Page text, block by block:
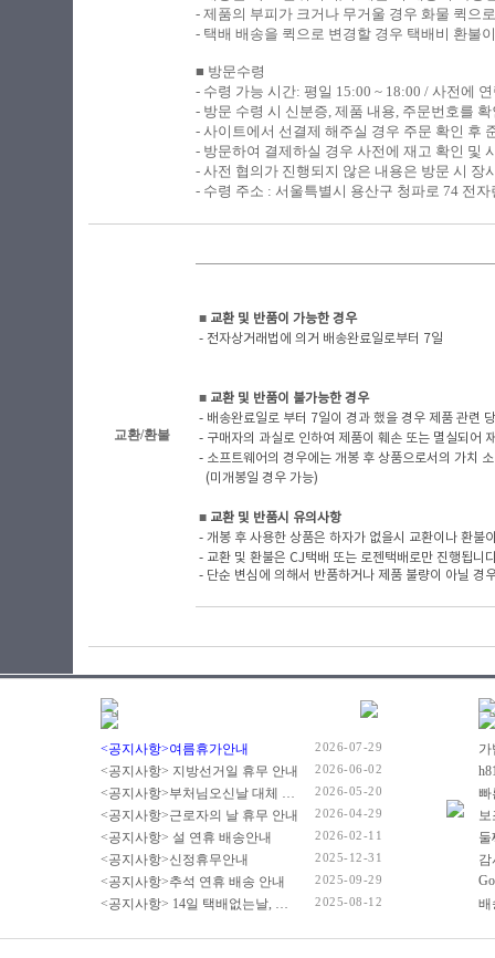
- 제품의 부피가 크거나 무거울 경우 화물 퀵으
- 택배 배송을 퀵으로 변경할 경우 택배비 환불
■ 방문수령
​- 수령 가능 시간: 평일 15:00 ~ 18:00 / 사전에
- 방문 수령 시 신분증, 제품 내용, 주문번호를
- 사이트에서 선결제 해주실 경우 주문 확인 후
- 방문하여 결제하실 경우 사전에 재고 확인 및
- 사전 협의가 진행되지 않은 내용은 방문 시 장
- 수령 주소 : 서울특별시 용산구 청파로 74 전
교환/환불
■ ​ 교환 및 반품이 가능한 경우
- 전자상거래법에 의거 배송완료일로부터 7일
■ ​ 교환 및 반품이 불가능한 경우
- 배송완료일로 부터 7일이 경과 했을 경우 제품 관련
- 구매자의 과실로 인하여 제품이 훼손 또는 멸실되어
- 소프트웨어의 경우에는 개봉 후 상품으로서의 가치
(미개봉일 경우 가능)
■ ​ 교환 및 반품시 유의사항
- 개봉 후 사용한 상품은 하자가 없을시 교환이나 환불
- 교환 및 환불은 CJ택배 또는 로젠택배로만 진행됩니
- 단순 변심에 의해서 반품하거나 제품 불량이 아닐 경
<공지사항>여름휴가안내 2026-07-29
<공지사항> 지방선거일 휴무 안내 2026-06-02
<공지사항>부처님오신날 대체 휴무 안내 2026-05-20
<공지사항>근로자의 날 휴무 안내 2026-04-29
<공지사항> 설 연휴 배송안내 2026-02-11
<공지사항>신정휴무안내 2025-12-31
<공지사항>추석 연휴 배송 안내 2025-09-29
<공지사항> 14일 택배없는날, 광복절 휴무 배송 안내 2025-08-12
빠
감